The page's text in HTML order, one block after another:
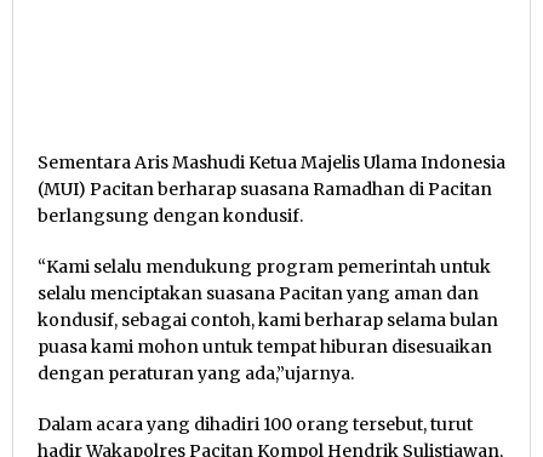
Sementara Aris Mashudi Ketua Majelis Ulama Indonesia
(MUI) Pacitan berharap suasana Ramadhan di Pacitan
berlangsung dengan kondusif.
“Kami selalu mendukung program pemerintah untuk
selalu menciptakan suasana Pacitan yang aman dan
kondusif, sebagai contoh, kami berharap selama bulan
puasa kami mohon untuk tempat hiburan disesuaikan
dengan peraturan yang ada,”ujarnya.
Dalam acara yang dihadiri 100 orang tersebut, turut
hadir Wakapolres Pacitan Kompol Hendrik Sulistiawan,